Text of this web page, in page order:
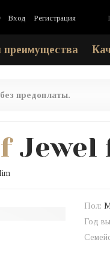
Вход Регистрация
предоплаты.
Jewel
Пол:
Год